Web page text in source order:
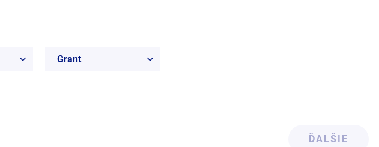
Grant
ĎALŠIE